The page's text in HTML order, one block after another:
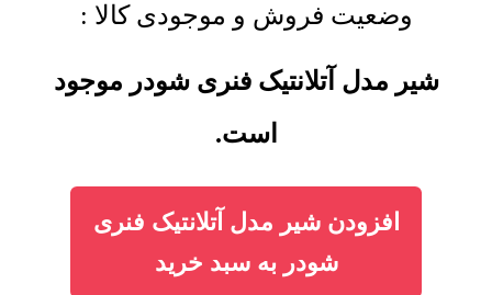
وضعیت فروش و موجودی کالا :
شیر مدل آتلانتیک فنری شودر موجود
است.
افزودن شیر مدل آتلانتیک فنری
شودر به سبد خرید